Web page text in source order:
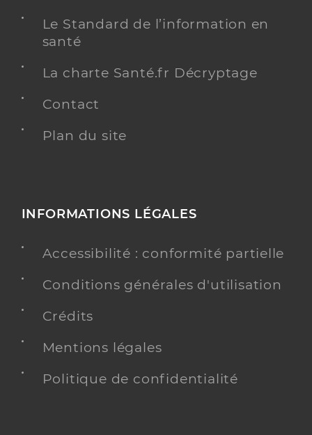
Le Standard de l’information en
santé
La charte Santé.fr Décryptage
Contact
Plan du site
INFORMATIONS LÉGALES
Accessibilité : conformité partielle
Conditions générales d'utilisation
Crédits
Mentions légales
Politique de confidentialité